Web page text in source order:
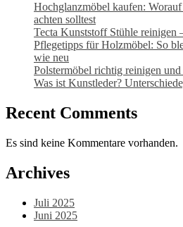
Hochglanzmöbel kaufen:
achten solltest
Tecta Kunststoff Stühle reinigen
Pflegetipps für Holzmöbel: So
wie neu​
Polstermöbel richtig reinigen und
Was ist Kunstleder?
Recent Comments
Es sind keine Kommentare vorhanden.
Archives
Juli 2025
Juni 2025